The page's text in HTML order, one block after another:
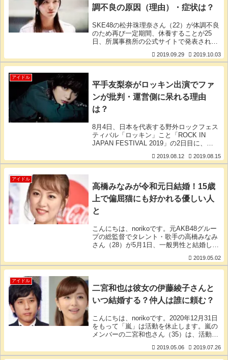
調不良の原因（理由）・症状は？
SKE48の松井珠理奈さん（22）が体調不良
のため再び一定期間、休養することが25
日、所属事務所の公式サイトで発表されま
ておらず、継続的な仕事が難しいようで
す。珠理奈さんは昨年6月16日に行われた
2019.09.29 2019.10.03
アイドル
平手友梨奈がロッキン出演でファ
ンが批判・運営側に呆れる理由
は？
8月4日、日本を代表する野外ロックフェス
ティバル「ロッキン」こと「ROCK IN
JAPAN FESTIVAL 2019」の2日目に、秋
「欅坂46」が出演しました。「欅坂」が
「ロッキン」に出演するのは、こ
2019.08.12 2019.08.15
アイドル
高橋みなみが令和元日結婚！15歳
上で偏屈猫にも好かれる優しい人
と
こんにちは、norikoです。元AKB48グルー
プの総監督でタレント・歌手の高橋みなみ
さん（28）が5月1日、一般男性と結婚しま
年7月の前田敦子さん（27）、今年2月の篠
田麻里子さん（33）に続いて
2019.05.02
アイドル
二宮和也は彼女の伊藤綾子さんと
いつ結婚する？仲人は誰に頼む？
こんにちは、norikoです。2020年12月31日
をもって「嵐」は活動を休止します。嵐の
メンバーの二宮和也さん（35）は、活動休
るのではないかと見られています。二宮和
2019.05.06 2019.07.26